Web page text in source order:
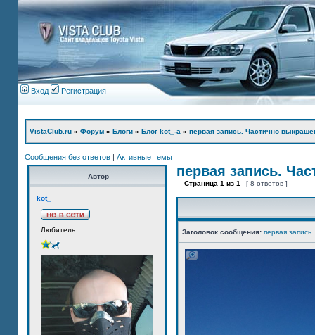
Вход Регистрация
VistaClub.ru » Форум » Блоги » Блог kot_-а » первая запись. Частично
Сообщения без ответов | Активные темы
Автор
kot_
Любитель
первая запись.
Страница 1 из 1 [ 8 ответов ]
Заголовок сообщения: первая